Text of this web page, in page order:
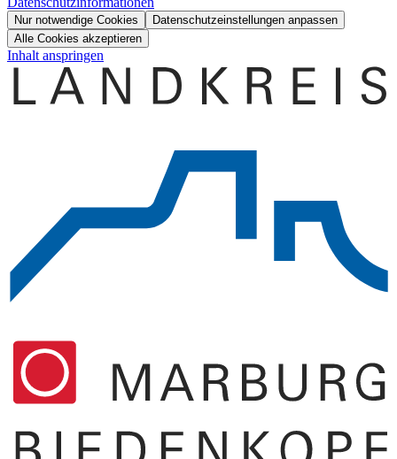
Nur notwendige Cookies
Datenschutzeinstellungen anpassen
Alle Cookies akzeptieren
Inhalt anspringen